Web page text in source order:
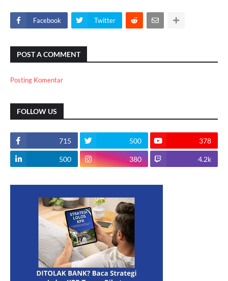
Facebook Twitter
POST A COMMENT
Posting Komentar
FOLLOW US
715 500 378
500 380 4.2k